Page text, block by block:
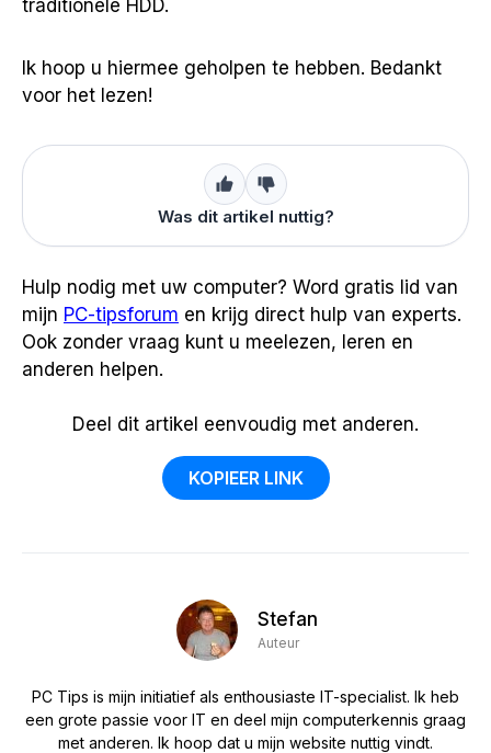
traditionele HDD.
Ik hoop u hiermee geholpen te hebben. Bedankt
voor het lezen!
Was dit artikel nuttig?
Hulp nodig met uw computer? Word gratis lid van
mijn PC-tipsforum en krijg direct hulp van experts.
Ook zonder vraag kunt u meelezen, leren en
anderen helpen.
Deel dit artikel eenvoudig met anderen.
KOPIEER LINK
Stefan
Auteur
PC Tips is mijn initiatief als enthousiaste IT-specialist. Ik heb
een grote passie voor IT en deel mijn computerkennis graag
met anderen. Ik hoop dat u mijn website nuttig vindt.